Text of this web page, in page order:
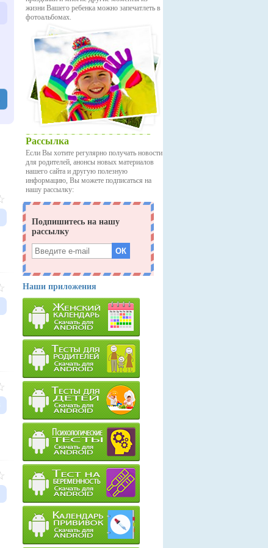
жизни Вашего ребенка можно запечатлеть в
фотоальбомах.
Рассылка
Если Вы хотите регулярно получать новости
для родителей, анонсы новых материалов
нашего сайта и другую полезную
информацию, Вы можете подписаться на
нашу рассылку:
Наши приложения